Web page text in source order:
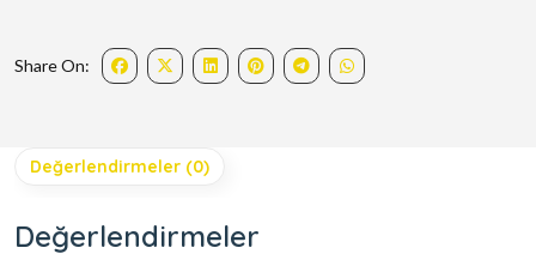
Share On:
Değerlendirmeler (0)
Değerlendirmeler